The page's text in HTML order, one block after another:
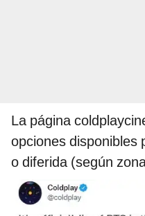
La página
opciones disponibles
o diferida (según